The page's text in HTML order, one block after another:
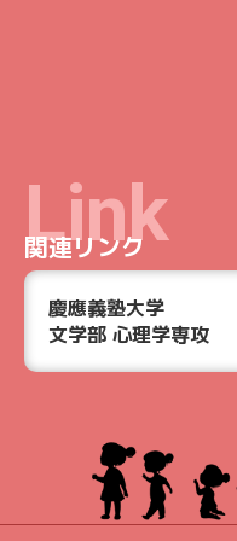
Link
関連リンク
慶應義塾大学
文学部 心理学専攻